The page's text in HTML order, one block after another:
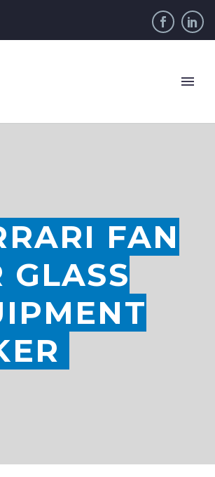
FAN
GLASS